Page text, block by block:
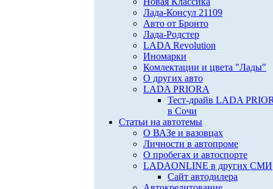
Лада-Консул 21109
Авто от Бронто
Лада-Родстер
LADA Revolution
Иномарки
Комлектации и цвета "Лады"
О других авто
LADA PRIORA
Тест-драйв LADA
в Сочи
Статьи на автотемы
О ВАЗе и вазовцах
Личности в автопроме
О пробегах и автоспорте
LADAONLINE в других СМИ
Сайт автодилера